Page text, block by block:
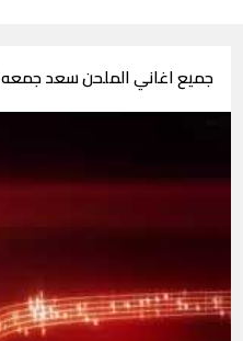
جميع اغاني الملحن سعد جمعه 14 اغنية